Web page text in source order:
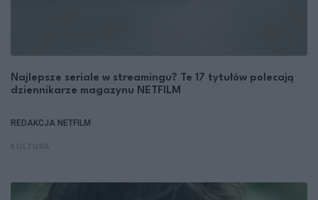
Najlepsze seriale w streamingu? Te 17 tytułów polecają
dziennikarze magazynu NETFILM
REDAKCJA NETFILM